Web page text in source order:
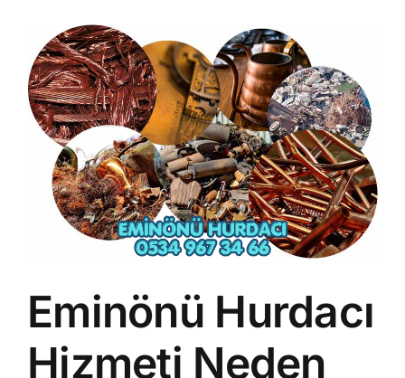
Eminönü Hurdacı
Hizmeti Neden